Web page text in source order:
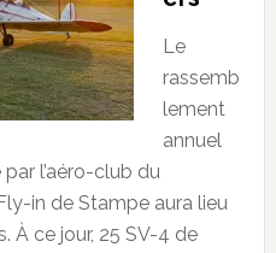
Le
rassemb
lement
annuel
l’aéro-club du
in de Stampe aura lieu
À ce jour, 25 SV-4 de